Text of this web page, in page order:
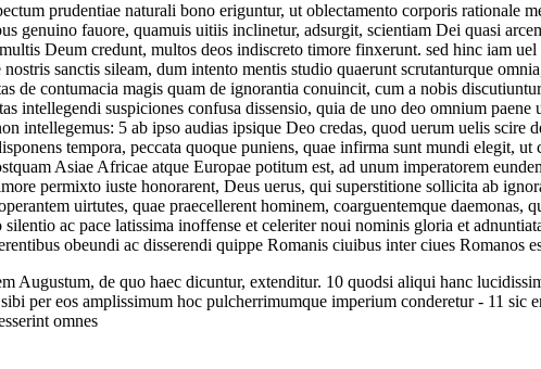
prudentiae naturali bono eriguntur, ut oblectamento corporis rationale
genuino fauore, quamuis uitiis inclinetur, adsurgit, scientiam Dei quasi
Deum credunt, multos deos indiscreto timore finxerunt. sed hinc iam
sanctis sileam, dum intento mentis studio quaerunt scrutanturque
de contumacia magis quam de ignorantia conuincit, cum a nobis
intellegendi suspiciones confusa dissensio, quia de uno deo omnium
intellegemus: 5 ab ipso audias ipsique Deo credas, quod uerum uelis scire
tempora, peccata quoque puniens, quae infirma sunt mundi elegit,
Asiae Africae atque Europae potitum est, ad unum imperatorem
permixto iuste honorarent, Deus uerus, qui superstitione sollicita ab
uirtutes, quae praecellerent hominem, coarguentemque daemonas,
ac pace latissima inoffense et celeriter noui nominis gloria et
obeundi ac disserendi quippe Romanis ciuibus inter ciues Romanos
Augustum, de quo haec dicuntur, extenditur. 10 quodsi aliqui hanc
per eos amplissimum hoc pulcherrimumque imperium conderetur - 11 sic
omnes